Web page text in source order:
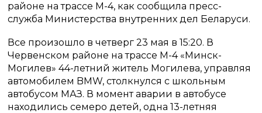
районе на трассе М-4, как сообщила пресс-
служба Министерства внутренних дел Беларуси.
Все произошло в четверг 23 мая в 15:20. В
Червенском районе на трассе М-4 «Минск-
Могилев» 44-летний житель Могилева, управляя
автомобилем BMW, столкнулся с школьным
автобусом МАЗ. В момент аварии в автобусе
находились семеро детей, одна 13-летняя